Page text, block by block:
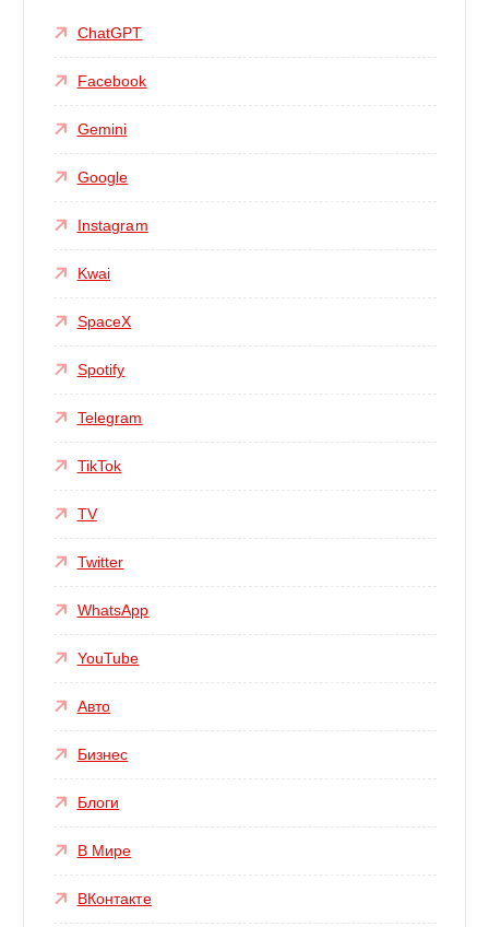
ChatGPT
Facebook
Gemini
Google
Instagram
Kwai
SpaceX
Spotify
Telegram
TikTok
TV
Twitter
WhatsApp
YouTube
Авто
Бизнес
Блоги
В Мире
ВКонтакте